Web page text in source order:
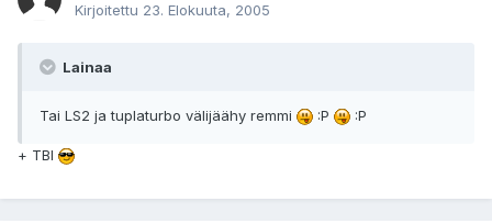
Kirjoitettu 23. Elokuuta, 2005
Lainaa
Tai LS2 ja tuplaturbo välijäähy remmi :P :P
+ TBI